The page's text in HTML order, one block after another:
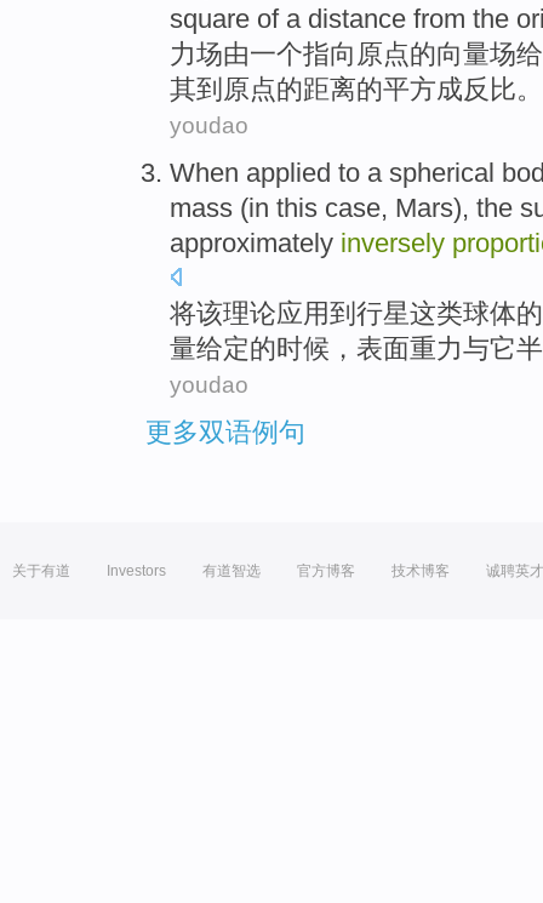
square ofa distance from the
力场由一个指向 原点的向量场
其到 原点的距离的平方成反比。
youdao
When applied to a spherical
mass (in this case, Mars), the
approximately inversely
将该理论应用到 行星这类球体的
量给定的时候， 表面重力与它
youdao
更多双语例句
关于有道 Investors 有道智选 官方博客 技术博客 诚聘英才